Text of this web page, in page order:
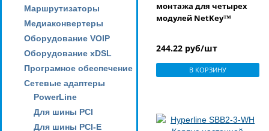
Маршрутизаторы
Медиаконвертеры
Оборудование VOIP
Оборудование xDSL
Програмное обеспечение
Сетевые адаптеры
PowerLine
Для шины PCI
Для шины PCI-E
монтажа для четырех
модулей NetKey™
244.22 руб/шт
В КОРЗИНУ